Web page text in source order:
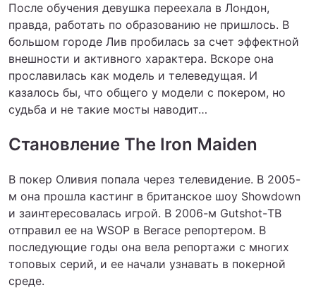
После обучения девушка переехала в Лондон,
правда, работать по образованию не пришлось. В
большом городе Лив пробилась за счет эффектной
внешности и активного характера. Вскоре она
прославилась как модель и телеведущая. И
казалось бы, что общего у модели с покером, но
судьба и не такие мосты наводит…
Становление The Iron Maiden
В покер Оливия попала через телевидение. В 2005-
м она прошла кастинг в британское шоу Showdown
и заинтересовалась игрой. В 2006-м Gutshot-ТВ
отправил ее на WSOP в Вегасе репортером. В
последующие годы она вела репортажи с многих
топовых серий, и ее начали узнавать в покерной
среде.